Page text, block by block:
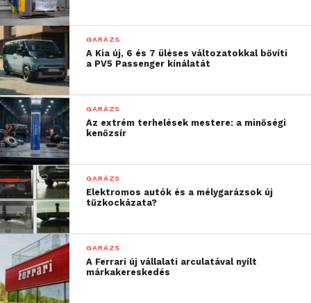
GARÁZS
A Kia új, 6 és 7 üléses változatokkal bővíti
a PV5 Passenger kínálatát
GARÁZS
Az extrém terhelések mestere: a minőségi
kenőzsír
GARÁZS
Elektromos autók és a mélygarázsok új
tűzkockázata?
GARÁZS
A Ferrari új vállalati arculatával nyílt
márkakereskedés